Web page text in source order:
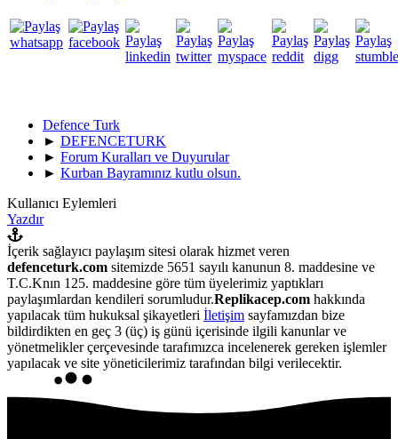
Defence Turk
► DEFENCETURK
► Forum Kuralları ve Duyurular
► Kurban Bayramınız kutlu olsun.
Kullanıcı Eylemleri
Yazdır
İçerik sağlayıcı paylaşım sitesi olarak hizmet veren
defenceturk.com sitemizde 5651 sayılı kanunun 8. maddesine ve
T.C.Knın 125. maddesine göre tüm üyelerimiz yaptıkları
paylaşımlardan kendileri sorumludur.Replikacep.com hakkında
yapılacak tüm hukuksal şikayetleri İletişim sayfamızdan bize
bildirdikten en geç 3 (üç) iş günü içerisinde ilgili kanunlar ve
yönetmelikler çerçevesinde tarafımızca incelenerek gereken işlemler
yapılacak ve site yöneticilerimiz tarafından bilgi verilecektir.